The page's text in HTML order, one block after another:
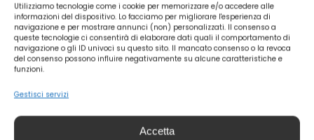
Utilizziamo tecnologie come i cookie per memorizzare e/o accedere alle
informazioni del dispositivo. Lo facciamo per migliorare l'esperienza di
navigazione e per mostrare annunci (non) personalizzati. Il consenso a
queste tecnologie ci consentirà di elaborare dati quali il comportamento di
navigazione o gli ID univoci su questo sito. Il mancato consenso o la revoca
del consenso possono influire negativamente su alcune caratteristiche e
funzioni.
Gestisci servizi
Accetta
e dettagli sull’utilizzo dei vari prodotti che offriamo.
Seguici anche sulla nostrapagina Facebooko su Instagram!
Categorie: Infusi e Tisane,L'Angolo del Tè